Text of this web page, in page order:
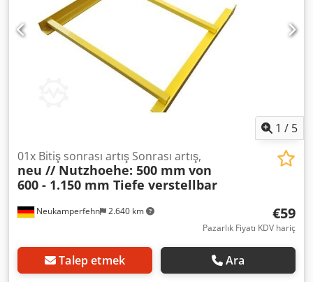
1 / 5
Neukamperfehn 2.640 km
01x Bitiş sonrası artış Sonrası artış,
neu // Nutzhoehe: 500 mm von
600 - 1.150 mm Tiefe verstellbar
€59
Pazarlık Fiyatı KDV hariç
Talep etmek Ara